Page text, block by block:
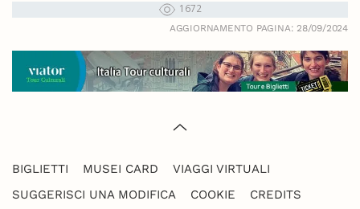
1672
AGGIORNAMENTO PAGINA: 28/09/2024
BIGLIETTI MUSEI CARD
VIAGGI VIRTUALI
SUGGERISCI UNA MODIFICA
COOKIE CREDITS